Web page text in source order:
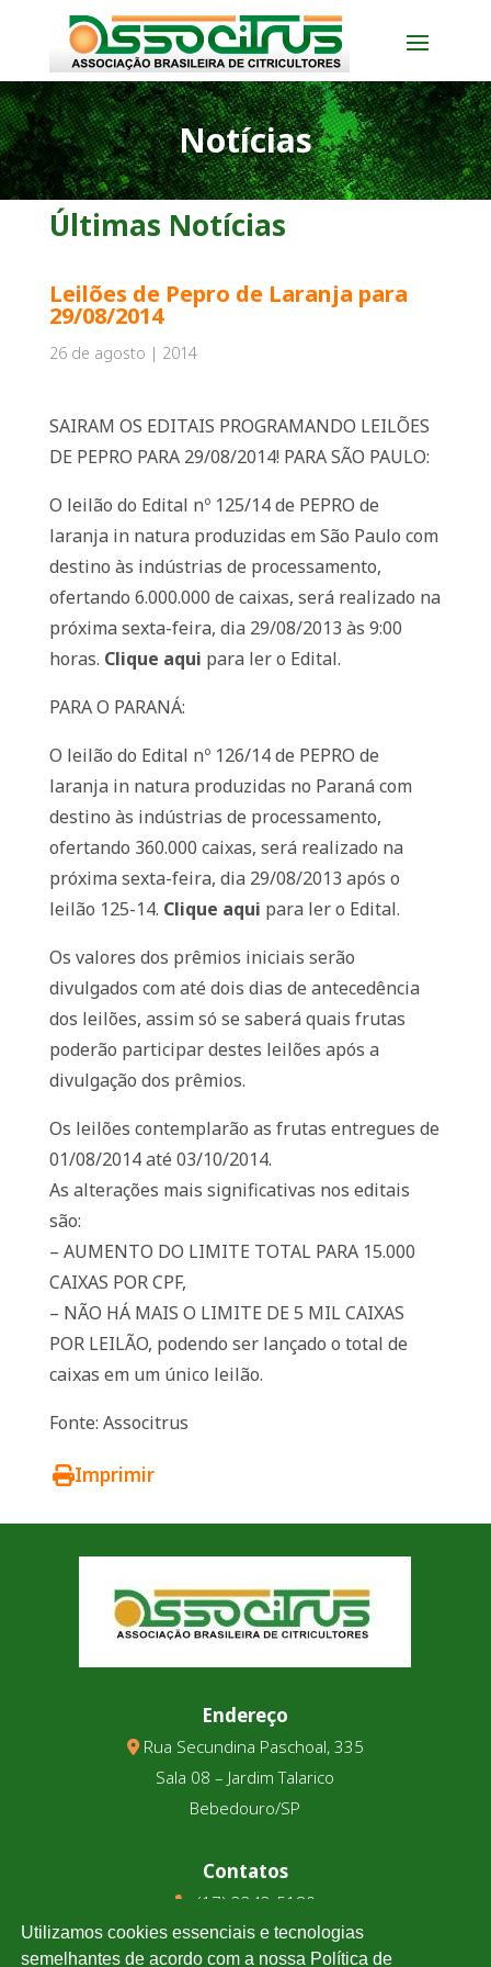
Notícias
Últimas Notícias
Leilões de Pepro de Laranja para
29/08/2014
26 de agosto | 2014
SAIRAM OS EDITAIS PROGRAMANDO LEILÕES
DE PEPRO PARA 29/08/2014! PARA SÃO PAULO:
O leilão do Edital nº 125/14 de PEPRO de
laranja in natura produzidas em São Paulo com
destino às indústrias de processamento,
ofertando 6.000.000 de caixas, será realizado na
próxima sexta-feira, dia 29/08/2013 às 9:00
horas. Clique aqui para ler o Edital.
PARA O PARANÁ:
O leilão do Edital nº 126/14 de PEPRO de
laranja in natura produzidas no Paraná com
destino às indústrias de processamento,
ofertando 360.000 caixas, será realizado na
próxima sexta-feira, dia 29/08/2013 após o
leilão 125-14. Clique aqui para ler o Edital.
Os valores dos prêmios iniciais serão
divulgados com até dois dias de antecedência
dos leilões, assim só se saberá quais frutas
poderão participar destes leilões após a
divulgação dos prêmios.
Os leilões contemplarão as frutas entregues de
01/08/2014 até 03/10/2014.
As alterações mais significativas nos editais
são:
– AUMENTO DO LIMITE TOTAL PARA 15.000
CAIXAS POR CPF,
– NÃO HÁ MAIS O LIMITE DE 5 MIL CAIXAS
POR LEILÃO, podendo ser lançado o total de
caixas em um único leilão.
Fonte: Associtrus
Imprimir
Endereço
Rua Secundina Paschoal, 335
Sala 08 – Jardim Talarico
Bebedouro/SP
Contatos
(17) 3343-5180
(17) 99123-9831
Utilizamos cookies essenciais e tecnologias
semelhantes de acordo com a nossa Política de